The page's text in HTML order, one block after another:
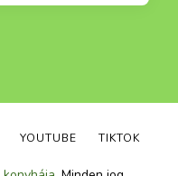
YOUTUBE TIKTOK